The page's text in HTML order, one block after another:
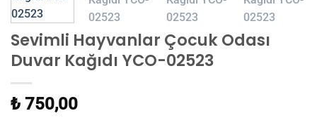
Sevimli Hayvanlar Çocuk Odası
Duvar Kağıdı YCO-02523
₺ 750,00